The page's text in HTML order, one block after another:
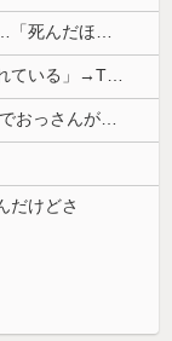
【九州名物】鶏刺し食べた医師、全身麻痺へ…「死んだほうが良かったと思っていた」
熊本県知事「報道に強い不満・苦情が寄せられている」→TBSの報道特集がまさにそれな件
【画像】 例の美人すぎるおにぎり屋さん、裏でおっさんが握っていたｗｗｗｗｗｗｗｗｗｗｗｗｗｗｗｗｗ
だけどさ